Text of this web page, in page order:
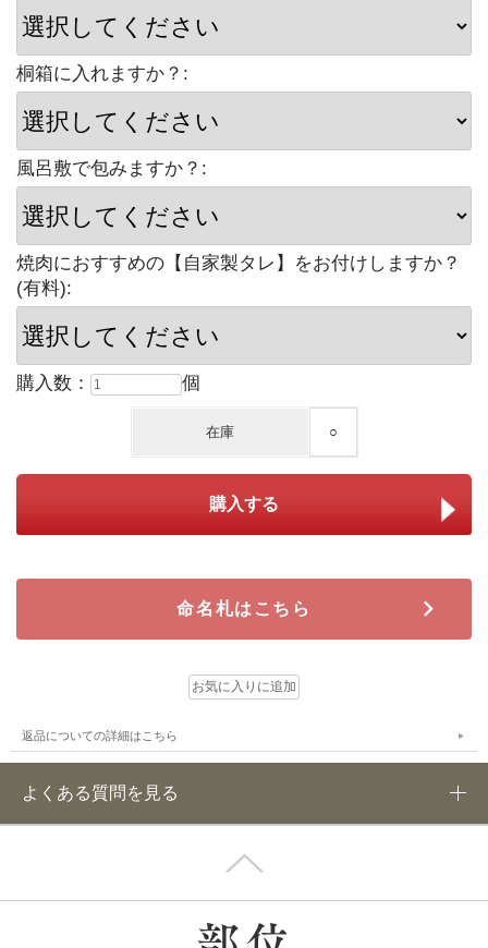
桐箱に入れますか？:
風呂敷で包みますか？:
焼肉におすすめの【自家製タレ】をお付けしますか？
(有料):
購入数： 個
在庫 ○
命名札はこちら
返品についての詳細はこちら
よくある質問を見る